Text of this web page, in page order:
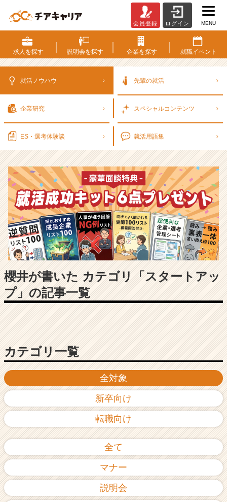
考
対
策・
ウ
ベ
ン
チ
ャ
ー・
成
長
企
業
か
ら
ス
カ
ウ
活
イ
チ
リ
（C
e
会員登録 ログイン MENU
求人を探す 説明会を探す 企業を探す 就職イベント
就活ノウハウ 先輩の就活
企業研究 スペシャルコンテンツ
ES・選考体験談 就活用語集
櫻井が書いた カテゴリ「スタートアッ
プ」の記事一覧
全対象
新卒向け
転職向け
全て
マナー
説明会
カテゴリ一覧